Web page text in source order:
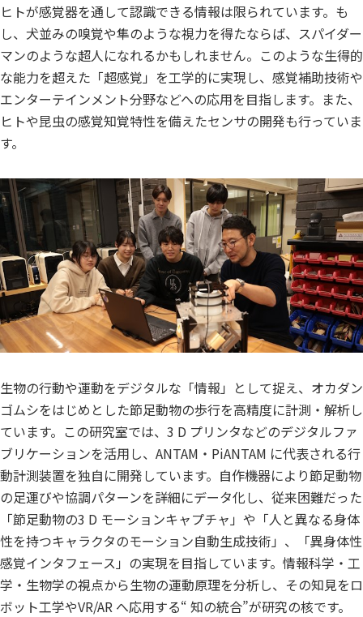
ヒトが感覚器を通して認識できる情報は限られています。も
し、犬並みの嗅覚や隼のような視力を得たならば、スパイダー
マンのような超人になれるかもしれません。このような生得的
な能力を超えた「超感覚」を工学的に実現し、感覚補助技術や
エンターテインメント分野などへの応用を目指します。また、
ヒトや昆虫の感覚知覚特性を備えたセンサの開発も行っていま
す。
生物の行動や運動をデジタルな「情報」として捉え、オカダン
ゴムシをはじめとした節足動物の歩行を高精度に計測・解析し
ています。この研究室では、3 D プリンタなどのデジタルファ
ブリケーションを活用し、ANTAM・PiANTAM に代表される行
動計測装置を独自に開発しています。自作機器により節足動物
の足運びや協調パターンを詳細にデータ化し、従来困難だった
「節足動物の3 D モーションキャプチャ」や「人と異なる身体
性を持つキャラクタのモーション自動生成技術」、「異身体性
感覚インタフェース」の実現を目指しています。情報科学・工
学・生物学の視点から生物の運動原理を分析し、その知見をロ
ボット工学やVR/AR へ応用する“ 知の統合”が研究の核です。